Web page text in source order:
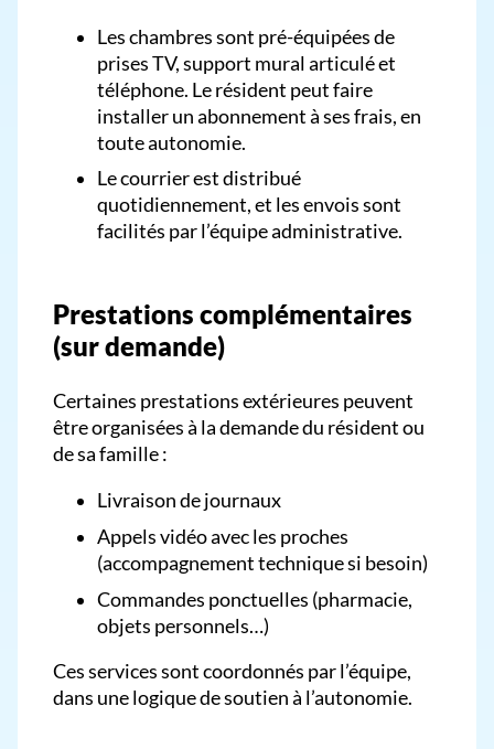
Les chambres sont pré-équipées de
prises TV, support mural articulé et
téléphone. Le résident peut faire
installer un abonnement à ses frais, en
toute autonomie.
Le courrier est distribué
quotidiennement, et les envois sont
facilités par l’équipe administrative.
Prestations complémentaires
(sur demande)
Certaines prestations extérieures peuvent
être organisées à la demande du résident ou
de sa famille :
Livraison de journaux
Appels vidéo avec les proches
(accompagnement technique si besoin)
Commandes ponctuelles (pharmacie,
objets personnels…)
Ces services sont coordonnés par l’équipe,
dans une logique de soutien à l’autonomie.